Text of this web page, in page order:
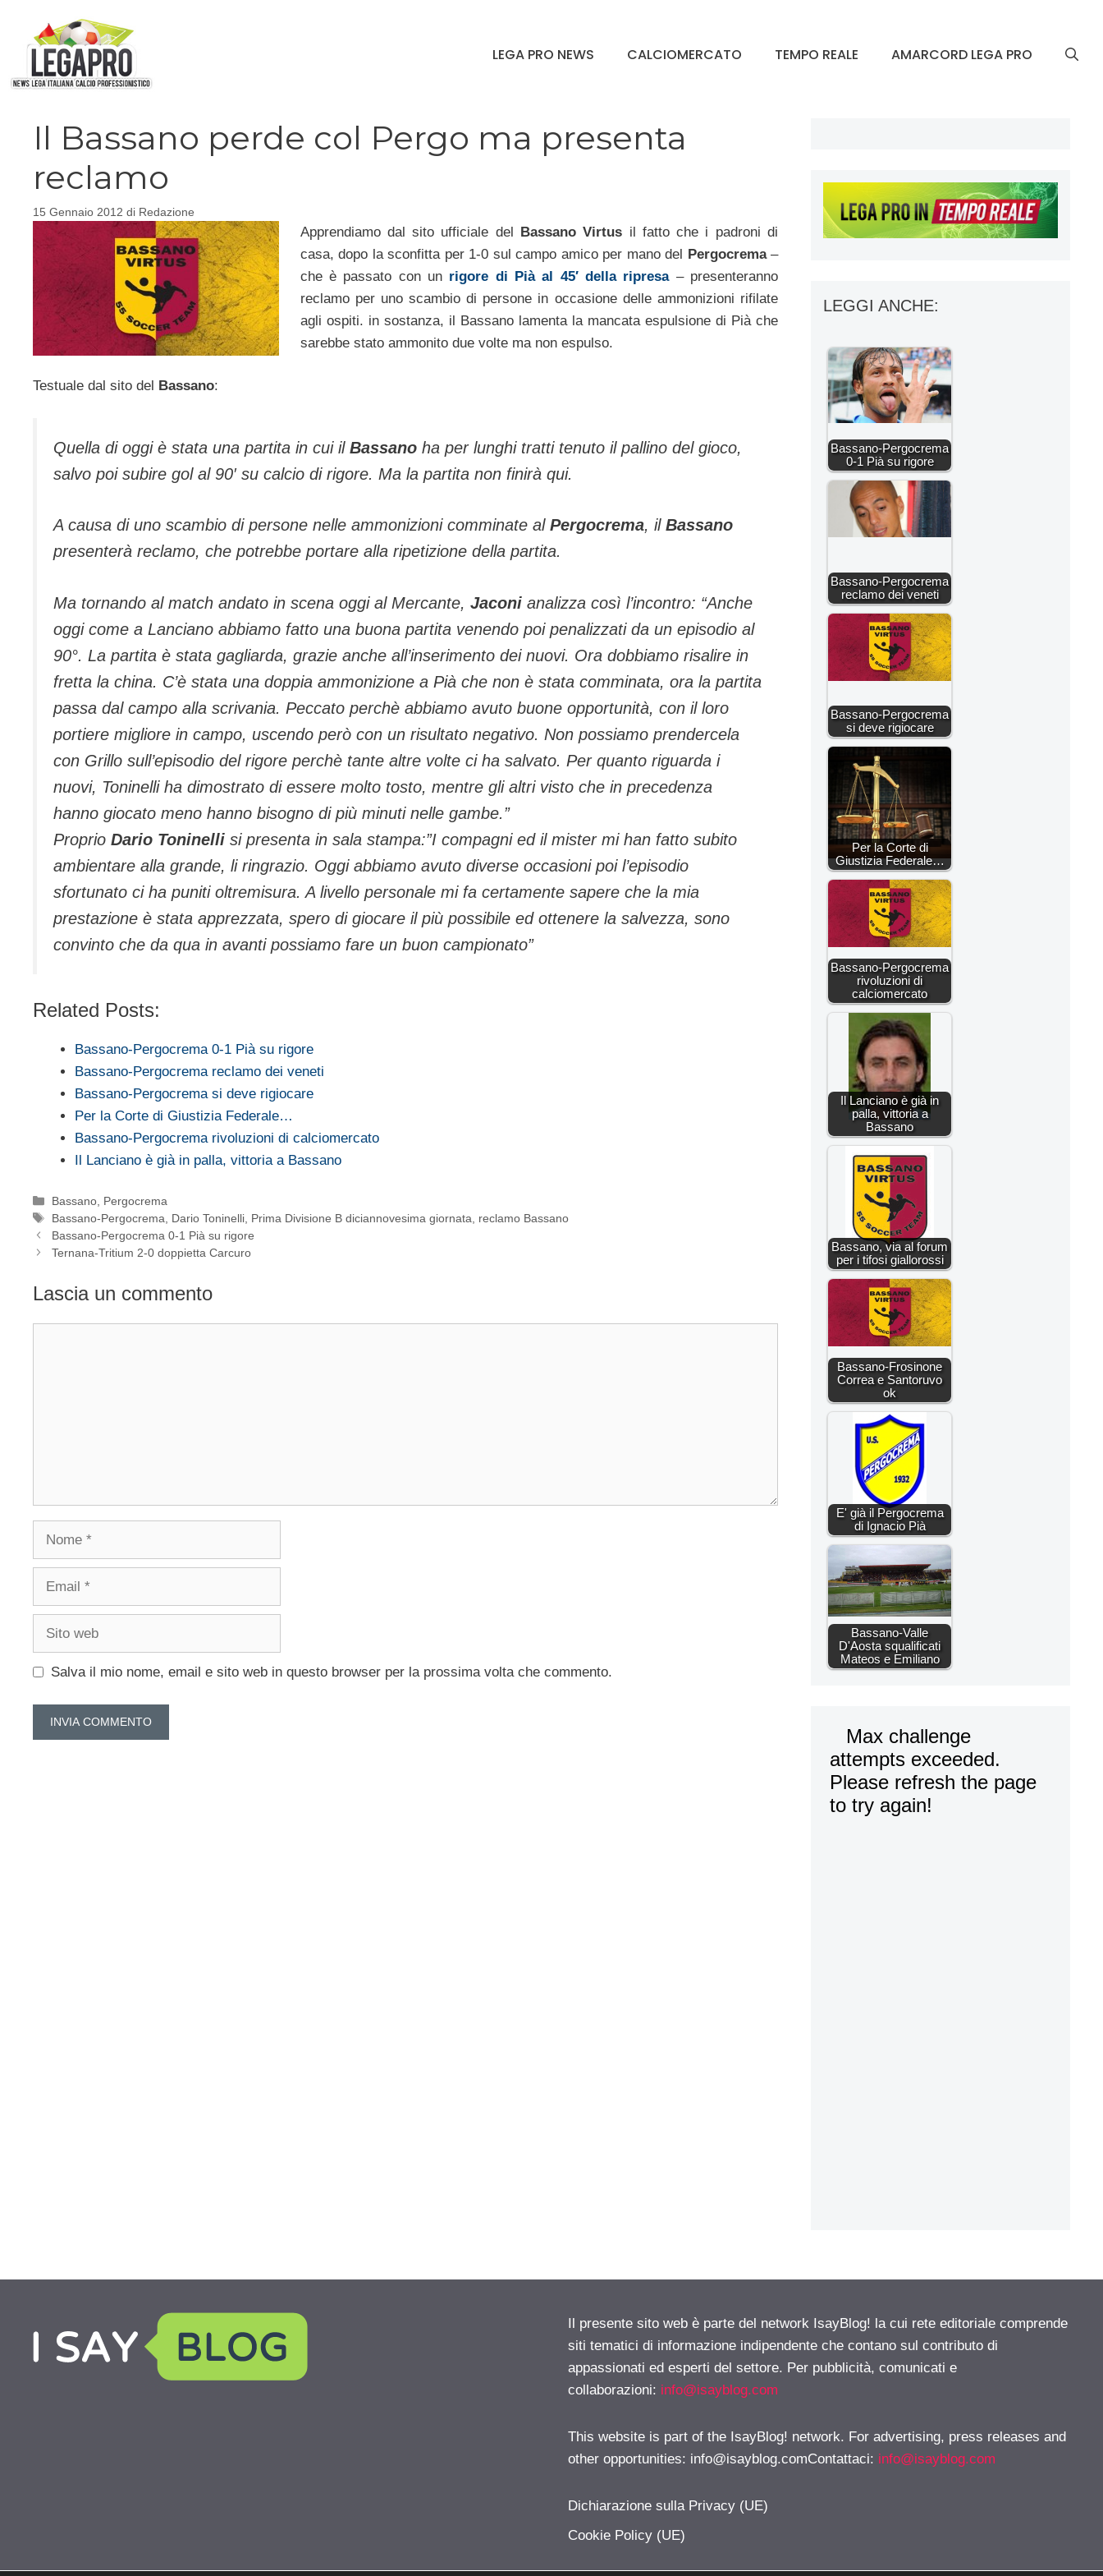
contenuto
LEGA PRO NEWS CALCIOMERCATO TEMPO REALE AMARCORD LEGA PRO
Il Bassano perde col Pergo ma presenta
reclamo
15 Gennaio 2012 di Redazione
Apprendiamo dal sito ufficiale del Bassano Virtus il fatto che i padroni di
casa, dopo la sconfitta per 1-0 sul campo amico per mano del Pergocrema–
che è passato con un rigore di Pià al 45′ della ripresa– presenteranno
reclamo per uno scambio di persone in occasione delle ammonizioni rifilate
agli ospiti. in sostanza, il Bassano lamenta la mancata espulsione di Pià che
sarebbe stato ammonito due volte ma non espulso.
Testuale dal sito del Bassano:
Quella di oggi è stata una partita in cui il Bassano ha per lunghi tratti tenuto il pallino del gioco,
salvo poi subire gol al 90′ su calcio di rigore. Ma la partita non finirà qui.
A causa di uno scambio di persone nelle ammonizioni comminate al Pergocrema, il Bassano
presenterà reclamo, che potrebbe portare alla ripetizione della partita.
Ma tornando al match andato in scena oggi al Mercante, Jaconi analizza così l’incontro: “Anche
oggi come a Lanciano abbiamo fatto una buona partita venendo poi penalizzati da un episodio al
90°. La partita è stata gagliarda, grazie anche all’inserimento dei nuovi. Ora dobbiamo risalire in
fretta la china. C’è stata una doppia ammonizione a Pià che non è stata comminata, ora la partita
passa dal campo alla scrivania. Peccato perchè abbiamo avuto buone opportunità, con il loro
portiere migliore in campo, uscendo però con un risultato negativo. Non possiamo prendercela
con Grillo sull’episodio del rigore perchè tante altre volte ci ha salvato. Per quanto riguarda i
nuovi, Toninelli ha dimostrato di essere molto tosto, mentre gli altri visto che in precedenza
hanno giocato meno hanno bisogno di più minuti nelle gambe.”
Proprio Dario Toninelli si presenta in sala stampa:”I compagni ed il mister mi han fatto subito
ambientare alla grande, li ringrazio. Oggi abbiamo avuto diverse occasioni poi l’episodio
sfortunato ci ha puniti oltremisura. A livello personale mi fa certamente sapere che la mia
prestazione è stata apprezzata, spero di giocare il più possibile ed ottenere la salvezza, sono
convinto che da qua in avanti possiamo fare un buon campionato”
Related Posts:
Bassano-Pergocrema 0-1 Pià su rigore
Bassano-Pergocrema reclamo dei veneti
Bassano-Pergocrema si deve rigiocare
Per la Corte di Giustizia Federale…
Bassano-Pergocrema rivoluzioni di calciomercato
Il Lanciano è già in palla, vittoria a Bassano
Categorie
Bassano Pergocrema
Tag
Bassano-Pergocrema Dario Toninelli Prima Divisione B diciannovesima giornata
reclamo Bassano
Bassano-Pergocrema 0-1 Pià su rigore
Ternana-Tritium 2-0 doppietta Carcuro
Lascia un commento
Nome
Email
Sito
Salva il mio nome, email e sito web in questo browser per la prossima volta che commento.
LEGGI ANCHE:
Bassano-Pergocrema
0-1 Pià su rigore
Bassano-Pergocrema
reclamo dei veneti
Bassano-Pergocrema
si deve rigiocare
Per la Corte di
Giustizia Federale…
Bassano-Pergocrema
rivoluzioni di
calciomercato
Il Lanciano è già in
palla, vittoria a
Bassano
Bassano, via al forum
per i tifosi giallorossi
Bassano-Frosinone
Correa e Santoruvo
ok
E' già il Pergocrema
di Ignacio Pià
Bassano-Valle
D'Aosta squalificati
Mateos e Emiliano
Il presente sito web è parte del network IsayBlog! la cui rete editoriale comprende
siti tematici di informazione indipendente che contano sul contributo di
appassionati ed esperti del settore. Per pubblicità, comunicati e
collaborazioni: info@isayblog.com
This website is part of the IsayBlog! network. For advertising, press releases and
other opportunities: info@isayblog.comContattaci: info@isayblog.com
Dichiarazione sulla Privacy (UE)
Cookie Policy (UE)